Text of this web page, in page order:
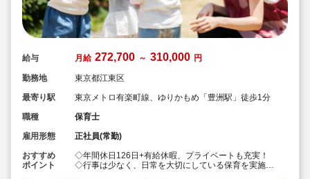
給与 月給 272,700 ～ 310,000 円
勤務地
東京都江東区
最寄り駅
東京メトロ有楽町線、ゆりかもめ「豊洲駅」徒歩1分
職種
保育士
雇用形態
正社員(常勤)
おすすめ
ポイント
◇年間休日126日+有給休暇、プライベートも充実！
◇行事は少なく、日常を大切にしている保育を実施